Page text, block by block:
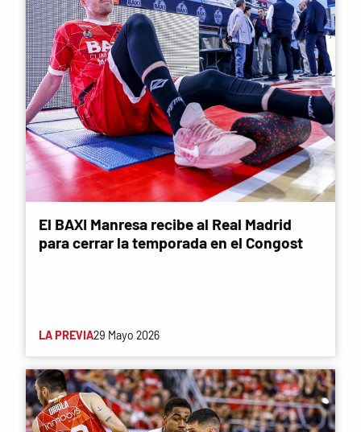
El BAXI Manresa recibe al Real Madrid
para cerrar la temporada en el Congost
LA PREVIA29 Mayo 2026